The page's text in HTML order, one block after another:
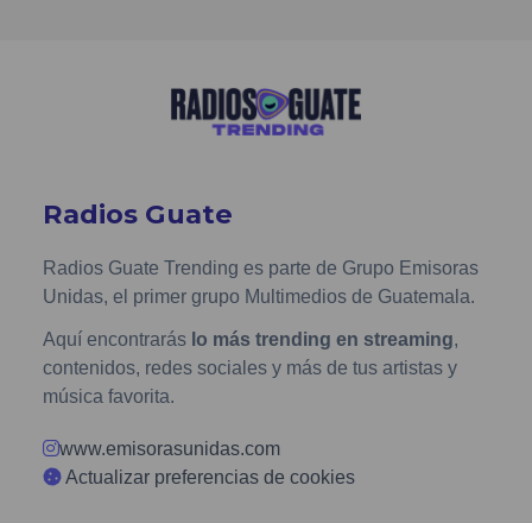
Radios Guate
Radios Guate Trending es parte de Grupo Emisoras
Unidas, el primer grupo Multimedios de Guatemala.
Aquí encontrarás lo más trending en streaming,
contenidos, redes sociales y más de tus artistas y
música favorita.
www.emisorasunidas.com
Actualizar preferencias de cookies